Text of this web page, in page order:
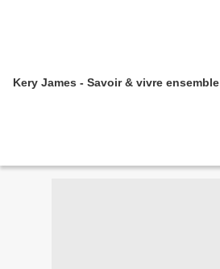
Kery James - Savoir & vivre ensemble